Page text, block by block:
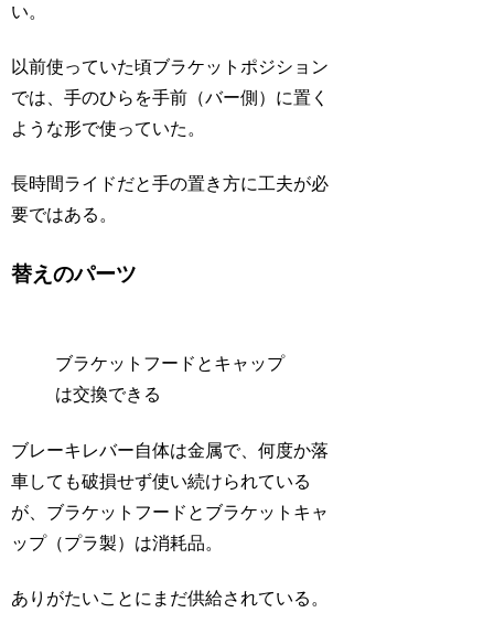
い。
以前使っていた頃ブラケットポジション
では、手のひらを手前（バー側）に置く
ような形で使っていた。
長時間ライドだと手の置き方に工夫が必
要ではある。
替えのパーツ
ブラケットフードとキャップ
は交換できる
ブレーキレバー自体は金属で、何度か落
車しても破損せず使い続けられている
が、ブラケットフードとブラケットキャ
ップ（プラ製）は消耗品。
ありがたいことにまだ供給されている。